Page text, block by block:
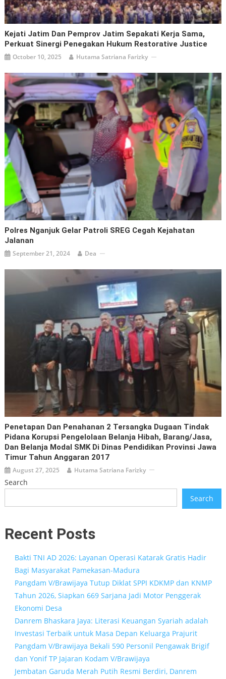
Kejati Jatim Dan Pemprov Jatim Sepakati Kerja Sama,
Perkuat Sinergi Penegakan Hukum Restorative Justice
October 10, 2025 Hutama Satriana Farizky
Polres Nganjuk Gelar Patroli SREG Cegah Kejahatan
Jalanan
September 21, 2024 Dea
Penetapan Dan Penahanan 2 Tersangka Dugaan Tindak
Pidana Korupsi Pengelolaan Belanja Hibah, Barang/Jasa,
Dan Belanja Modal SMK Di Dinas Pendidikan Provinsi Jawa
Timur Tahun Anggaran 2017
August 27, 2025 Hutama Satriana Farizky
Search
Search
Recent Posts
Bakti TNI AD 2026: Layanan Operasi Katarak Gratis Hadir
Bagi Masyarakat Pamekasan-Madura
Pangdam V/Brawijaya Tutup Diklat SPPI KDKMP dan KNMP
Tahun 2026, Siapkan 669 Sarjana Jadi Motor Penggerak
Ekonomi Desa
Danrem Bhaskara Jaya: Literasi Keuangan Syariah adalah
Investasi Terbaik untuk Masa Depan Keluarga Prajurit
Pangdam V/Brawijaya Bekali 590 Personil Pengawak Brigif
dan Yonif TP Jajaran Kodam V/Brawijaya
Jembatan Garuda Merah Putih Resmi Berdiri, Danrem